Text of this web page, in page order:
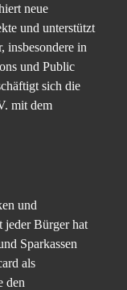
neue
und unterstützt
insbesondere in
und Public
sich die
mit dem
und
jeder Bürger hat
Sparkassen
als
den